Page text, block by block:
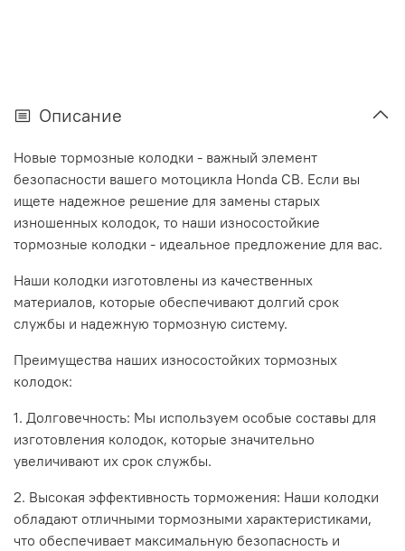
Описание
Новые тормозные колодки - важный элемент
безопасности вашего мотоцикла Honda CB. Если вы
ищете надежное решение для замены старых
изношенных колодок, то наши износостойкие
тормозные колодки - идеальное предложение для вас.
Наши колодки изготовлены из качественных
материалов, которые обеспечивают долгий срок
службы и надежную тормозную систему.
Преимущества наших износостойких тормозных
колодок:
1. Долговечность: Мы используем особые составы для
изготовления колодок, которые значительно
увеличивают их срок службы.
2. Высокая эффективность торможения: Наши колодки
обладают отличными тормозными характеристиками,
что обеспечивает максимальную безопасность и